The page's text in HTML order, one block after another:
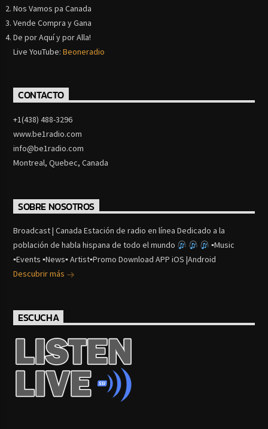
Nos Vamos pa Canada
Vende Compra y Gana
De por Aquí y por Alla!
Live YouTube:Beoneradio
CONTACTO
+1(438) 488-3296
www.be1radio.com
info@be1radio.com
Montreal, Quebec, Canada
SOBRE NOSOTROS
Broadcast | Canada Estación de radio en línea Dedicado a la
población de habla hispana de todo el mundo
▪Music
▪Events ▪News▪ Artist▪Promo Download APP iOS |Android
Descubrir más
ESCUCHA